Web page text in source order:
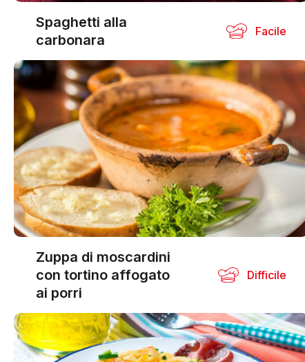
Spaghetti alla
carbonara
Facile
Zuppa di moscardini
con tortino affogato
ai porri
Difficile